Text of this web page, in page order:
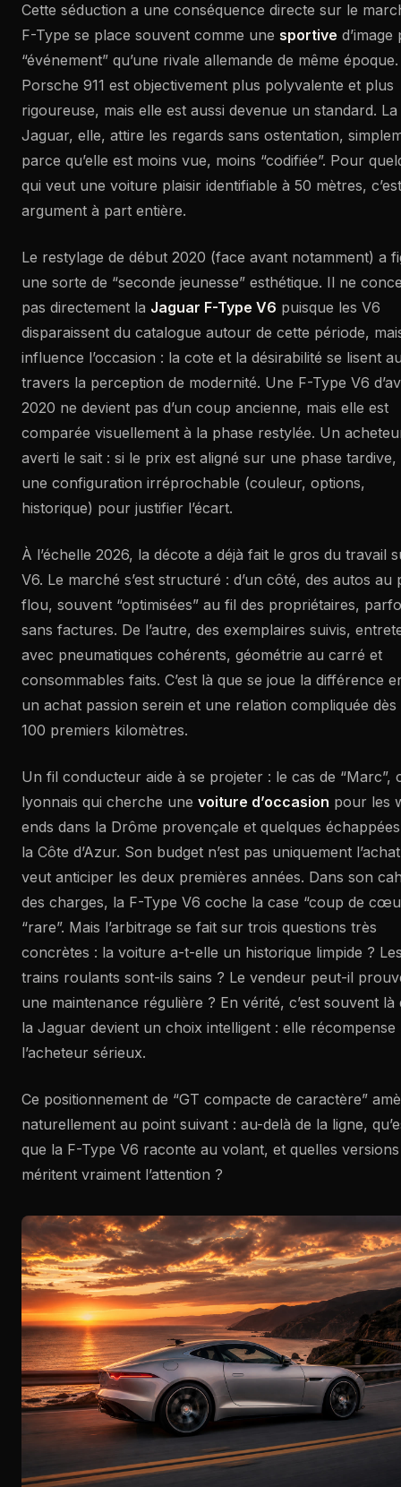
Cette séduction a une conséquence directe sur le
F-Type se place souvent comme une sportive d’image
“événement” qu’une rivale allemande de même
Porsche 911 est objectivement plus polyvalente et plus
rigoureuse, mais elle est aussi devenue un standard. La
Jaguar, elle, attire les regards sans ostentation,
parce qu’elle est moins vue, moins “codifiée”. Pour
qui veut une voiture plaisir identifiable à 50 mètres,
argument à part entière.
Le restylage de début 2020 (face avant notamment) a
une sorte de “seconde jeunesse” esthétique. Il ne
pas directement la Jaguar F-Type V6 puisque les V6
disparaissent du catalogue autour de cette période,
influence l’occasion : la cote et la désirabilité se lisent
travers la perception de modernité. Une F-Type V6
2020 ne devient pas d’un coup ancienne, mais elle est
comparée visuellement à la phase restylée. Un
averti le sait : si le prix est aligné sur une phase
une configuration irréprochable (couleur, options,
historique) pour justifier l’écart.
À l’échelle 2026, la décote a déjà fait le gros du travail
V6. Le marché s’est structuré : d’un côté, des autos au
flou, souvent “optimisées” au fil des propriétaires,
sans factures. De l’autre, des exemplaires suivis,
avec pneumatiques cohérents, géométrie au carré et
consommables faits. C’est là que se joue la différence
un achat passion serein et une relation compliquée dès
100 premiers kilomètres.
Un fil conducteur aide à se projeter : le cas de “Marc”,
lyonnais qui cherche une voiture d’occasion pour les
ends dans la Drôme provençale et quelques
la Côte d’Azur. Son budget n’est pas uniquement
veut anticiper les deux premières années. Dans son
des charges, la F-Type V6 coche la case “coup de
“rare”. Mais l’arbitrage se fait sur trois questions très
concrètes : la voiture a-t-elle un historique limpide ?
trains roulants sont-ils sains ? Le vendeur peut-il
une maintenance régulière ? En vérité, c’est souvent là
la Jaguar devient un choix intelligent : elle récompense
l’acheteur sérieux.
Ce positionnement de “GT compacte de caractère”
naturellement au point suivant : au-delà de la ligne,
que la F-Type V6 raconte au volant, et quelles versions
méritent vraiment l’attention ?